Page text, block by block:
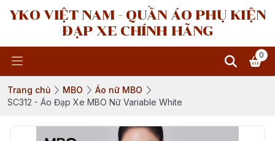
YKO VIỆT NAM - QUẦN ÁO PHỤ KIỆN
ĐẠP XE CHÍNH HÃNG
0
Trang chủ MBO
Áo nữ MBO
SC312 - Áo Đạp Xe MBO Nữ Variable White